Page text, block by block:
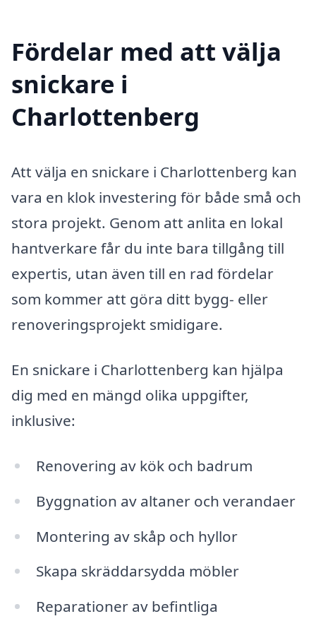
Fördelar med att välja
snickare i
Charlottenberg
Att välja en snickare i Charlottenberg kan
vara en klok investering för både små och
stora projekt. Genom att anlita en lokal
hantverkare får du inte bara tillgång till
expertis, utan även till en rad fördelar
som kommer att göra ditt bygg- eller
renoveringsprojekt smidigare.
En snickare i Charlottenberg kan hjälpa
dig med en mängd olika uppgifter,
inklusive:
Renovering av kök och badrum
Byggnation av altaner och verandaer
Montering av skåp och hyllor
Skapa skräddarsydda möbler
Reparationer av befintliga